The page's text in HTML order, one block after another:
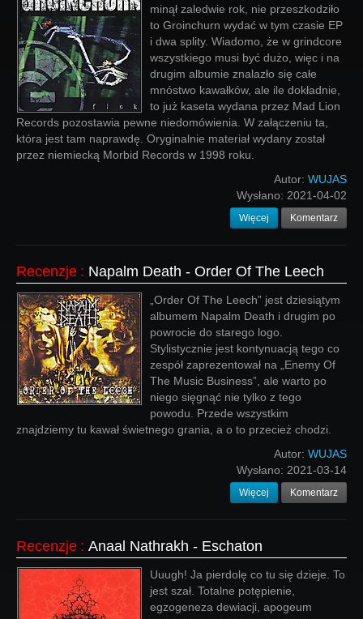
minął zaledwie rok, nie przeszkodziło
to Groinchurn wydać w tym czasie EP
i dwa splity. Wiadomo, że w grindcore
wszystkiego musi być dużo, więc i na
drugim albumie znalazło się całe
mnóstwo kawałków, ale ile dokładnie,
to już kaseta wydana przez Mad Lion
Records pozostawia pewne niedomówienia. W załączeniu ta,
która jest tam naprawdę. Oryginalnie materiał wydany został
przez niemiecką Morbid Records w 1998 roku.
Autor: WUJAS
Wysłano: 2021-04-02
Więcej Komentarz
Recenzje : Napalm Death - Order Of The Leech
„Order Of The Leech” jest dziesiątym
albumem Napalm Death i drugim po
powrocie do starego logo.
Stylistycznie jest kontynuacją tego co
zespół zaprezentował na „Enemy Of
The Music Business”, ale warto po
niego sięgnąć nie tylko z tego
powodu. Przede wszystkim
znajdziemy tu kawał świetnego grania, a o to przecież chodzi.
Autor: WUJAS
Wysłano: 2021-03-14
Więcej Komentarz
Recenzje : Anaal Nathrakh - Eschaton
Uuugh! Ja pierdolę co tu się dzieje. To
jest szał. Totalne potępienie,
egzogeneza dewiacji, apogeum